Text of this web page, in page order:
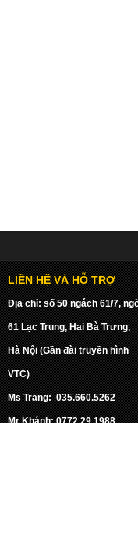
LIÊN HỆ VÀ HỖ TRỢ
Địa chỉ: số 50 ngách 61/7,
61 Lạc Trung, Hai Bà Trưng,
Hà Nội (Gần đài truyền hình
VTC)
Ms Trang: 035.660.5262
Mr Khánh: 0772.29.1988